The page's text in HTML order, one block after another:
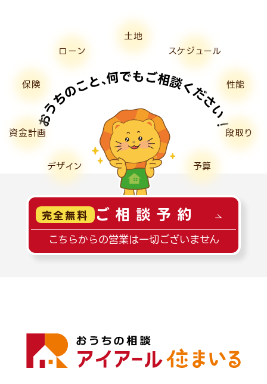
土地
ローン
保険
資金計画
デザイン 予算
段取り
性能
スケジュール
完全無料 ご相談予約
こちらからの営業は一切ございません